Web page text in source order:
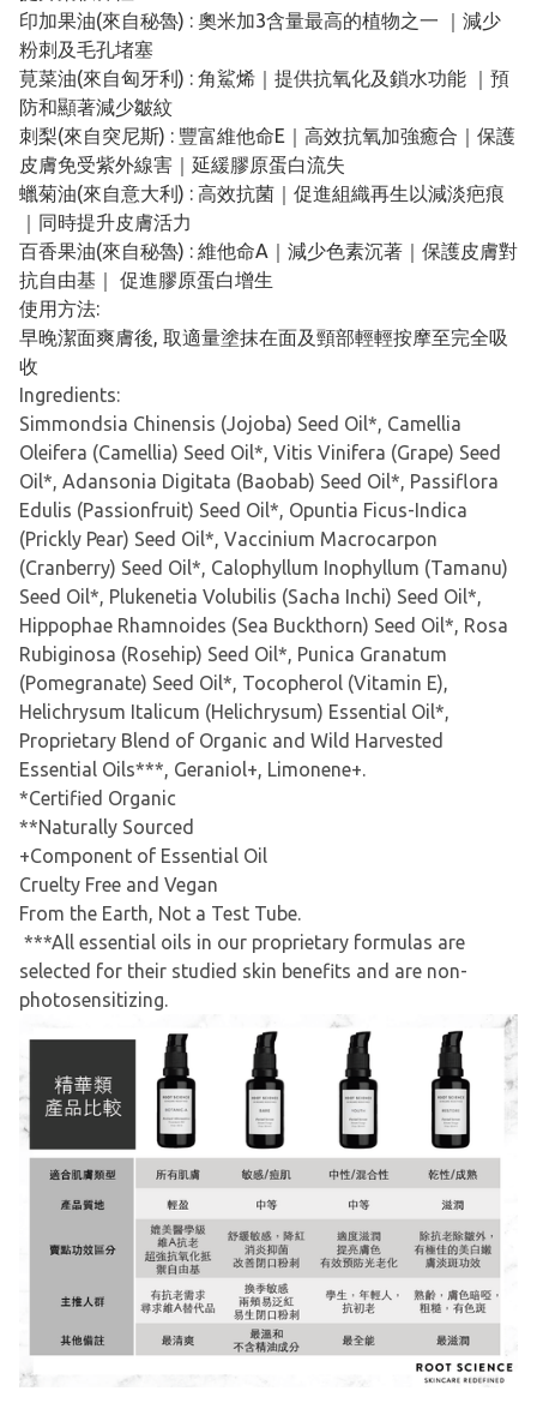
印加果油(來自秘魯) : 奧米加3含量最高的植物之一 ｜減少
粉刺及毛孔堵塞
莧菜油(來自匈牙利) : 角鯊烯｜提供抗氧化及鎖水功能 ｜預
防和顯著減少皺紋
刺梨(來自突尼斯) : 豐富維他命E｜高效抗氧加強癒合｜保護
皮膚免受紫外線害｜延緩膠原蛋白流失
蠟菊油(來自意大利) : 高效抗菌｜促進組織再生以減淡疤痕
｜同時提升皮膚活力
百香果油(來自秘魯) : 維他命A｜減少色素沉著｜保護皮膚對
抗自由基｜ 促進膠原蛋白增生
使用方法:
早晚潔面爽膚後, 取適量塗抹在面及頸部輕輕按摩至完全吸
收
Ingredients:
Simmondsia Chinensis (Jojoba) Seed Oil*, Camellia
Oleifera (Camellia) Seed Oil*, Vitis Vinifera (Grape) Seed
Oil*, Adansonia Digitata (Baobab) Seed Oil*, Passiflora
Edulis (Passionfruit) Seed Oil*, Opuntia Ficus-Indica
(Prickly Pear) Seed Oil*, Vaccinium Macrocarpon
(Cranberry) Seed Oil*, Calophyllum Inophyllum (Tamanu)
Seed Oil*, Plukenetia Volubilis (Sacha Inchi) Seed Oil*,
Hippophae Rhamnoides (Sea Buckthorn) Seed Oil*, Rosa
Rubiginosa (Rosehip) Seed Oil*, Punica Granatum
(Pomegranate) Seed Oil*, Tocopherol (Vitamin E),
Helichrysum Italicum (Helichrysum) Essential Oil*,
Proprietary Blend of Organic and Wild Harvested
Essential Oils***, Geraniol+, Limonene+.
*Certified Organic
**Naturally Sourced
+Component of Essential Oil
Cruelty Free and Vegan
From the Earth, Not a Test Tube.
***All essential oils in our proprietary formulas are
selected for their studied skin benefits and are non-
photosensitizing.